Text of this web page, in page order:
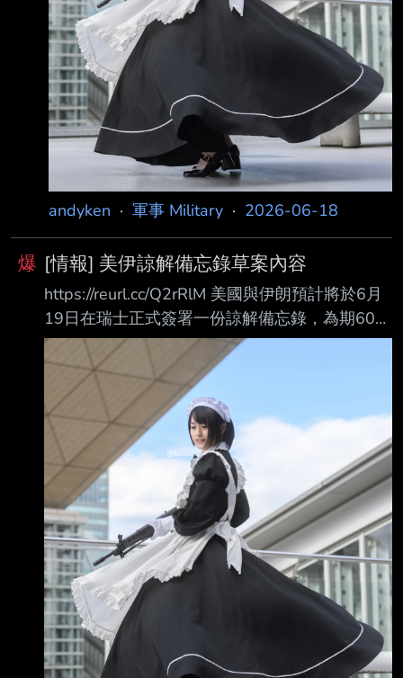
andyken · 軍事 Military · 2026-06-18
爆 [情報] 美伊諒解備忘錄草案內容
https://reurl.cc/Q2rRlM 美國與伊朗預計將於6月
19日在瑞士正式簽署一份諒解備忘錄，為期60天
的談判將隨之展 開，旨在永久結束雙方的戰爭，
並對伊朗核計畫施加新的嚴格限制。 以下為彭博
社取得的14點諒解備忘錄草案內容： 1.伊朗伊斯
蘭共和國與美國，以及其在當前戰爭中的盟友，
宣布自本諒解備忘錄簽署之日 起，所有戰線（包
括黎巴嫩）立即且永久停戰。雙方承諾今後不再
對彼此採取任何敵對行 動，並避免以武力相威脅
或使用武力。最終協議將確認本條及其餘條款內
容 2.伊朗與美國承諾尊重彼此的主權與領土完